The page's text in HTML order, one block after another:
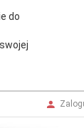
do